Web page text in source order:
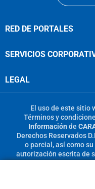
RED DE PORTALES
SERVICIOS
LEGAL
El uso de este sitio
Términos y
Información de
Derechos Reservados
o parcial, así como
autorización escrita de